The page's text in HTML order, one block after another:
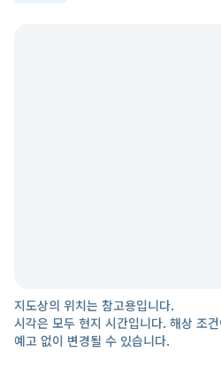
지도상의 위치는 참고용입니다.
시각은 모두 현지 시간입니다. 해상 조
예고 없이 변경될 수 있습니다.